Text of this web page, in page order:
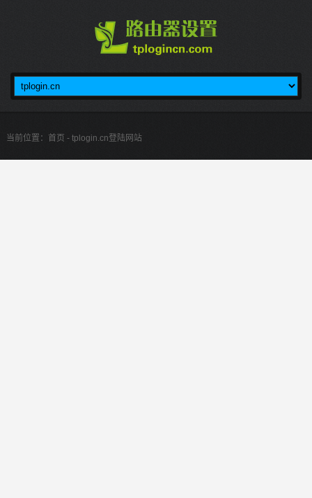
当前位置： 首页 - tplogin.cn登陆网站